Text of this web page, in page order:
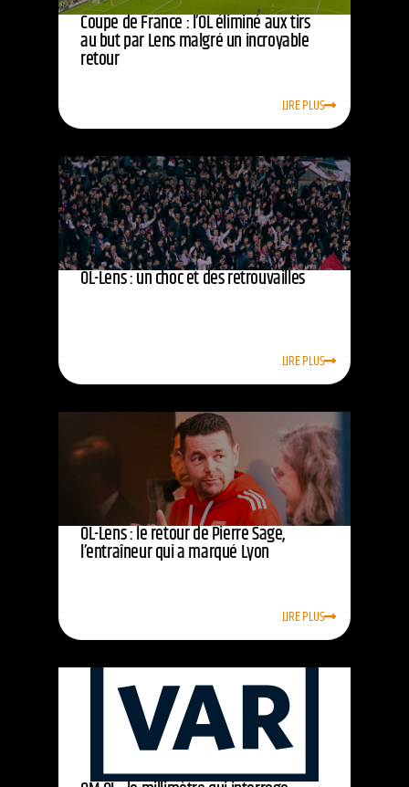
Coupe de France : l’OL éliminé aux tirs
au but par Lens malgré un incroyable
retour
LIRE PLUS
OL-Lens : un choc et des retrouvailles
LIRE PLUS
OL-Lens : le retour de Pierre Sage,
l’entraîneur qui a marqué Lyon
LIRE PLUS